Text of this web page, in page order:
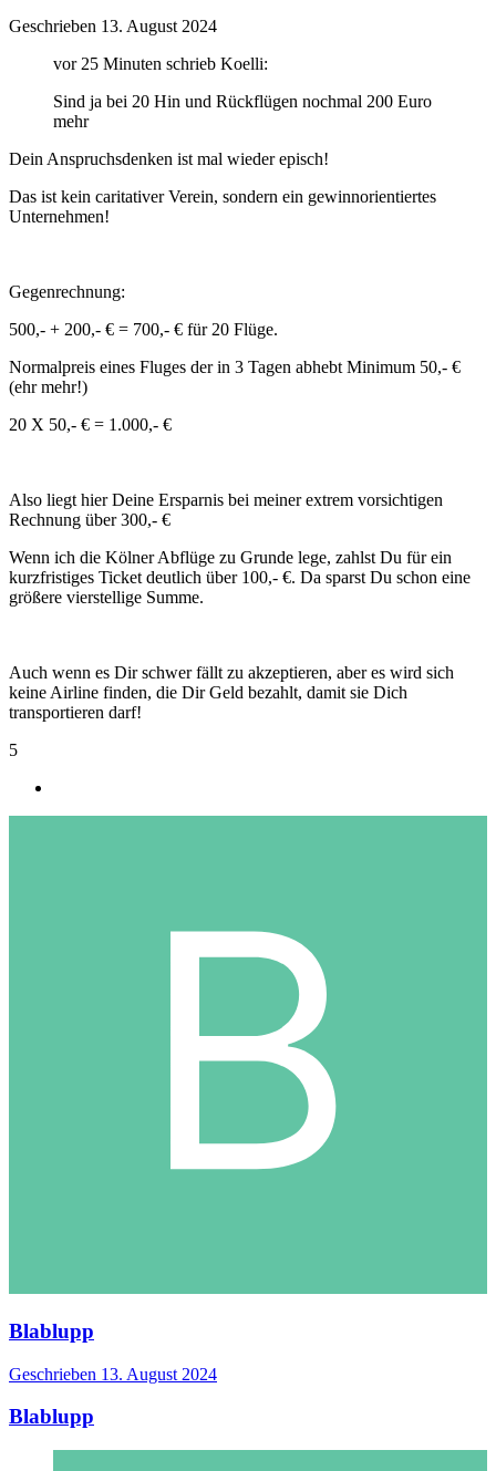
Geschrieben 13. August 2024
vor 25 Minuten schrieb Koelli:
Sind ja bei 20 Hin und Rückflügen nochmal 200 Euro
mehr
Dein Anspruchsdenken ist mal wieder episch!
Das ist kein caritativer Verein, sondern ein gewinnorientiertes
Unternehmen!
Gegenrechnung:
500,- + 200,- € = 700,- € für 20 Flüge.
Normalpreis eines Fluges der in 3 Tagen abhebt Minimum 50,- €
(ehr mehr!)
20 X 50,- € = 1.000,- €
Also liegt hier Deine Ersparnis bei meiner extrem vorsichtigen
Rechnung über 300,- €
Wenn ich die Kölner Abflüge zu Grunde lege, zahlst Du für ein
kurzfristiges Ticket deutlich über 100,- €. Da sparst Du schon eine
größere vierstellige Summe.
Auch wenn es Dir schwer fällt zu akzeptieren, aber es wird sich
keine Airline finden, die Dir Geld bezahlt, damit sie Dich
transportieren darf!
5
Blablupp
Geschrieben 13. August 2024
Blablupp